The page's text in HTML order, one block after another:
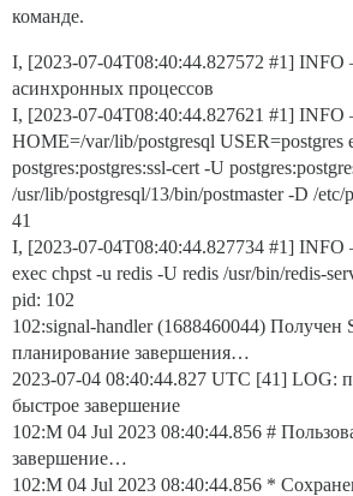
команде.
I, [2023-07-04T08:40:44.827572 #1] INFO
асинхронных процессов
I, [2023-07-04T08:40:44.827621 #1] INFO
HOME=/var/lib/postgresql USER=postgres
postgres:postgres:ssl-cert -U
/usr/lib/postgresql/13/bin/postmaster -D /etc/
41
I, [2023-07-04T08:40:44.827734 #1] INFO
exec chpst -u redis -U redis /usr/bin/redis-
pid: 102
102:signal-handler (1688460044) Получен
планирование завершения…
2023-07-04 08:40:44.827 UTC [41] LOG:
быстрое завершение
102:M 04 Jul 2023 08:40:44.856 #
завершение…
102:M 04 Jul 2023 08:40:44.856 *